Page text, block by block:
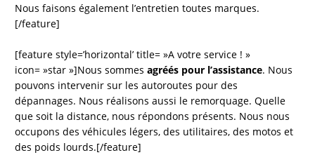
Nous faisons également l’entretien toutes marques.
[/feature]
[feature style=’horizontal’ title= »A votre service ! »
icon= »star »]Nous sommes agréés pour l’assistance. Nous
pouvons intervenir sur les autoroutes pour des
dépannages. Nous réalisons aussi le remorquage. Quelle
que soit la distance, nous répondons présents. Nous nous
occupons des véhicules légers, des utilitaires, des motos et
des poids lourds.[/feature]